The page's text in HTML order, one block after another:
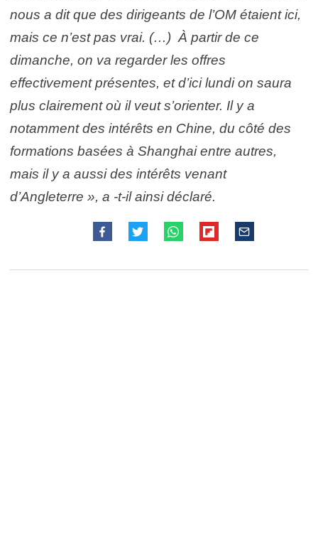
nous a dit que des dirigeants de l’OM étaient ici,
mais ce n’est pas vrai. (…) À partir de ce
dimanche, on va regarder les offres
effectivement présentes, et d’ici lundi on saura
plus clairement où il veut s’orienter. Il y a
notamment des intérêts en Chine, du côté des
formations basées à Shanghai entre autres,
mais il y a aussi des intérêts venant
d’Angleterre », a -t-il ainsi déclaré.